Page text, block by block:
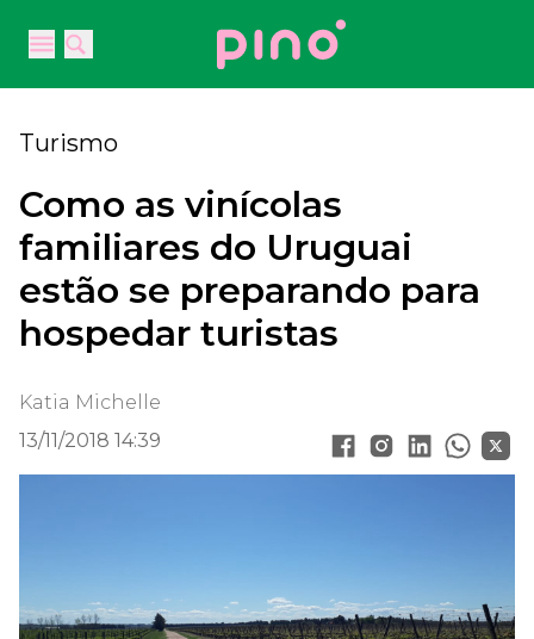
Open main menu
Open main menu
Your Company
Turismo
Como as vinícolas
familiares do Uruguai
estão se preparando para
hospedar turistas
Katia Michelle
13/11/2018 14:39